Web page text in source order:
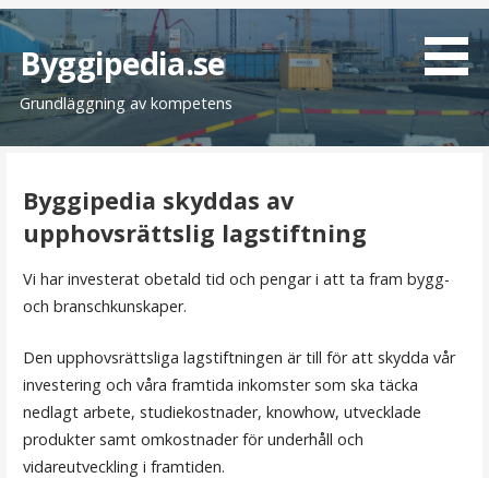
H
o
p
p
Byggipedia.se
Grundläggning av kompetens
Byggipedia skyddas av
upphovsrättslig lagstiftning
Vi har investerat obetald tid och pengar i att ta fram bygg-
och branschkunskaper.
Den upphovsrättsliga lagstiftningen är till för att skydda vår
investering och våra framtida inkomster som ska täcka
nedlagt arbete, studiekostnader, knowhow, utvecklade
produkter samt omkostnader för underhåll och
vidareutveckling i framtiden.